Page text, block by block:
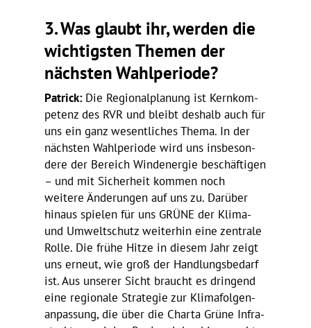
3.Was glaubt ihr, werden die
wich­tigsten Themen der
nächsten Wahl­pe­riode?
Patrick: Die Regio­nal­pla­nung ist Kern­kom­
pe­tenz des RVR und bleibt deshalb auch für
uns ein ganz wesent­li­ches Thema. In der
nächsten Wahl­pe­riode wird uns insbe­son­
dere der Bereich Wind­energie beschäf­tigen
– und mit Sicher­heit kommen noch
weitere Ände­rungen auf uns zu. Darüber
hinaus spielen für uns GRÜNE der Klima-
und Umwelt­schutz weiterhin eine zentrale
Rolle. Die frühe Hitze in diesem Jahr zeigt
uns erneut, wie groß der Hand­lungs­be­darf
ist. Aus unserer Sicht braucht es drin­gend
eine regio­nale Stra­tegie zur Klima­fol­gen­
an­pas­sung, die über die Charta Grüne Infra­